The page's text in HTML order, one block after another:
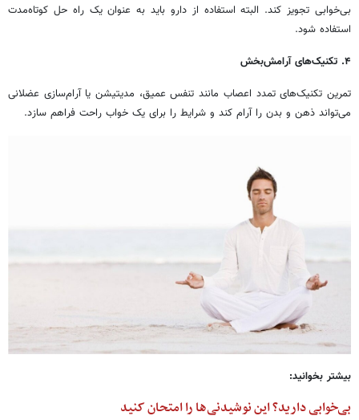
بی‌خوابی تجویز کند. البته استفاده از دارو باید به عنوان یک راه حل کوتاه‌مدت
استفاده شود.
۴. تکنیک‌های آرامش‌بخش
تمرین تکنیک‌های تمدد اعصاب مانند تنفس عمیق، مدیتیشن یا آرام‌سازی عضلانی
می‌تواند ذهن و بدن را آرام کند و شرایط را برای یک خواب راحت فراهم سازد.
بیشتر بخوانید:
بی‌خوابی دارید؟ این نوشیدنی‌ها را امتحان کنید